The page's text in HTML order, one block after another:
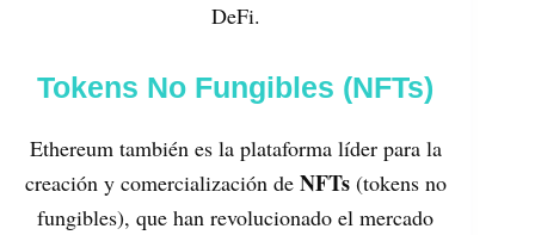
DeFi.
Tokens No Fungibles (NFTs)
Ethereum también es la plataforma líder para la
creación y comercialización de NFTs(tokens no
fungibles), que han revolucionado el mercado